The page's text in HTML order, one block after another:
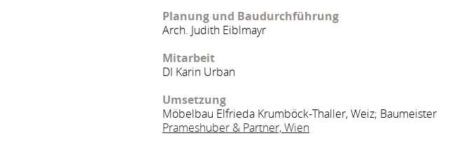
Planung und Baudurchführung
Arch. Judith Eiblmayr
Mitarbeit
DI Karin Urban
Umsetzung
Möbelbau Elfrieda Krumböck-Thaller, Weiz; Baumeister
Prameshuber & Partner, Wien